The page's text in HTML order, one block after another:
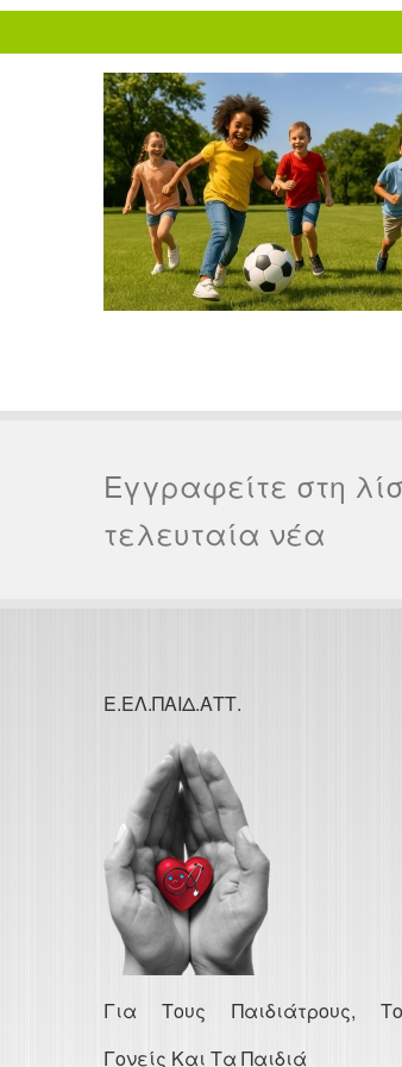
Εγγραφείτε στη
τελευταία νέα
Ε.ΕΛ.ΠΑΙΔ.ΑΤΤ.
Για Τους Παιδιάτρους,
Γονείς Και Τα Παιδιά